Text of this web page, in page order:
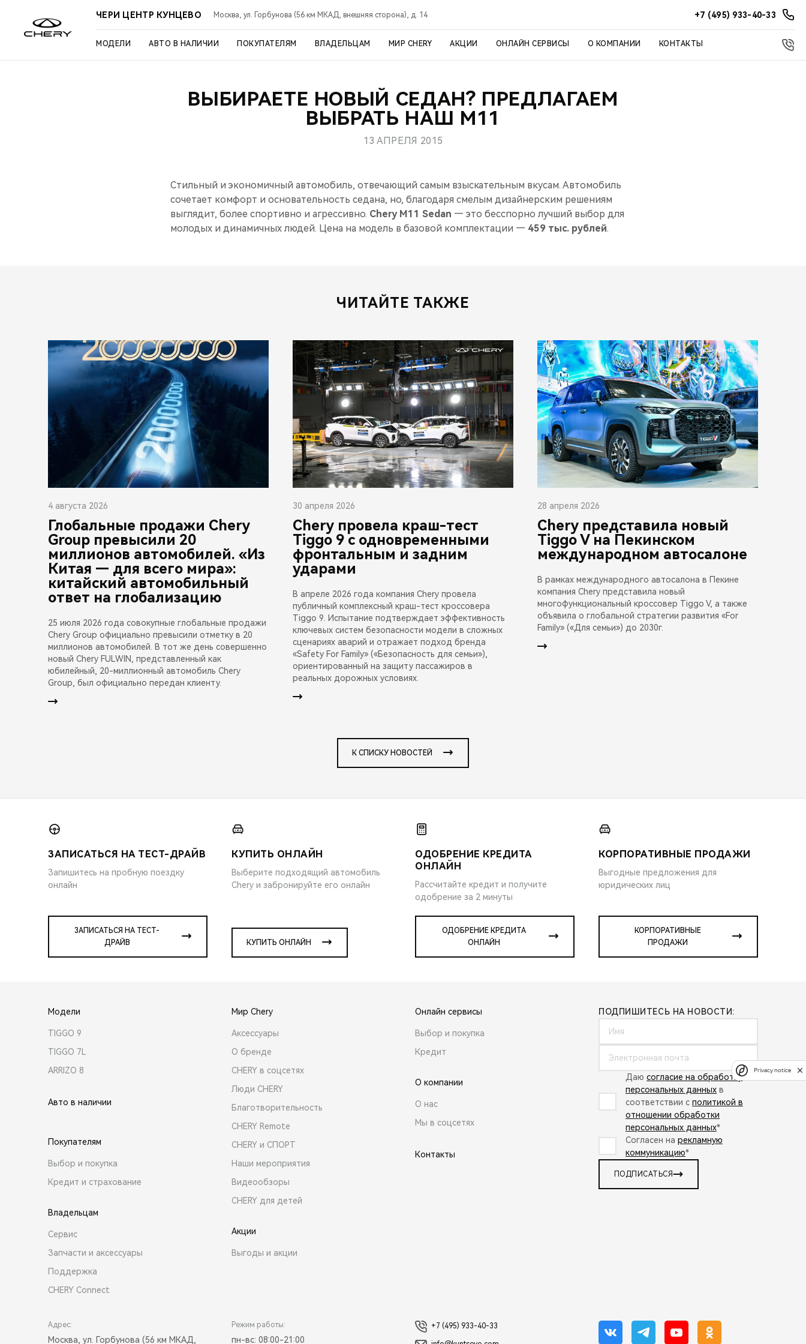
ЧЕРИ ЦЕНТР КУНЦЕВО Москва, ул. Горбунова (56 км МКАД, внешняя сторона), д. 14 +7 (495) 933-40-33
МОДЕЛИ АВТО В НАЛИЧИИ ПОКУПАТЕЛЯМ ВЛАДЕЛЬЦАМ МИР CHERY АКЦИИ ОНЛАЙН СЕРВИСЫ О КОМПАНИИ КОНТАКТЫ
ВЫБИРАЕТЕ НОВЫЙ СЕДАН? ПРЕДЛАГАЕМ
ВЫБРАТЬ НАШ М11
13 АПРЕЛЯ 2015
Стильный и экономичный автомобиль, отвечающий самым взыскательным вкусам. Автомобиль
сочетает комфорт и основательность седана, но, благодаря смелым дизайнерским решениям
выглядит, более спортивно и агрессивно. Chery M11 Sedan — это бесспорно лучший выбор для
молодых и динамичных людей. Цена на модель в базовой комплектации — 459 тыс. рублей.
ЧИТАЙТЕ ТАКЖЕ
4 августа 2026
Глобальные продажи Chery
Group превысили 20
миллионов автомобилей. «Из
Китая — для всего мира»:
китайский автомобильный
ответ на глобализацию
25 июля 2026 года совокупные глобальные продажи
Chery Group официально превысили отметку в 20
миллионов автомобилей. В тот же день совершенно
новый Chery FULWIN, представленный как
юбилейный, 20-миллионный автомобиль Chery
Group, был официально передан клиенту.
30 апреля 2026
Chery провела краш-тест
Tiggo 9 с одновременными
фронтальным и задним
ударами
В апреле 2026 года компания Chery провела
публичный комплексный краш-тест кроссовера
Tiggo 9. Испытание подтверждает эффективность
ключевых систем безопасности модели в сложных
сценариях аварий и отражает подход бренда
«Safety For Family» («Безопасность для семьи»),
ориентированный на защиту пассажиров в
реальных дорожных условиях.
28 апреля 2026
Chery представила новый
Tiggo V на Пекинском
международном автосалоне
В рамках международного автосалона в Пекине
компания Chery представила новый
многофункциональный кроссовер Tiggo V, а также
объявила о глобальной стратегии развития «For
Family» («Для семьи») до 2030г.
К СПИСКУ НОВОСТЕЙ
ЗАПИСАТЬСЯ НА ТЕСТ-ДРАЙВ
Запишитесь на пробную поездку
онлайн
ЗАПИСАТЬСЯ НА ТЕСТ-
ДРАЙВ
КУПИТЬ ОНЛАЙН
Выберите подходящий автомобиль
Chery и забронируйте его онлайн
КУПИТЬ ОНЛАЙН
ОДОБРЕНИЕ КРЕДИТА
ОНЛАЙН
Рассчитайте кредит и получите
одобрение за 2 минуты
ОДОБРЕНИЕ КРЕДИТА
ОНЛАЙН
КОРПОРАТИВНЫЕ ПРОДАЖИ
Выгодные предложения для
юридических лиц
КОРПОРАТИВНЫЕ
ПРОДАЖИ
Модели
TIGGO 9
TIGGO 7L
ARRIZO 8
Авто в наличии
Покупателям
Выбор и покупка
Кредит и страхование
Владельцам
Сервис
Запчасти и аксессуары
Поддержка
CHERY Connect
Мир Chery
Аксессуары
О бренде
CHERY в соцсетях
Люди CHERY
Благотворительность
CHERY Remote
CHERY и СПОРТ
Наши мероприятия
Видеообзоры
CHERY для детей
Акции
Выгоды и акции
Онлайн сервисы
Выбор и покупка
Кредит
О компании
О нас
Мы в соцсетях
Контакты
ПОДПИШИТЕСЬ НА НОВОСТИ:
Даю согласие на обработку
персональных данных в
соответствии с политикой в
отношении обработки
персональных данных*
Согласен на рекламную
коммуникацию*
ПОДПИСАТЬСЯ
Адрес:
Москва, ул. Горбунова (56 км МКАД,
Режим работы:
пн-вс: 08:00-21:00
+7 (495) 933-40-33
Privacy notice